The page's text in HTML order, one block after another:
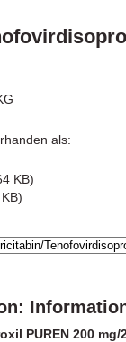
als:
KB)
PUREN 200 mg/